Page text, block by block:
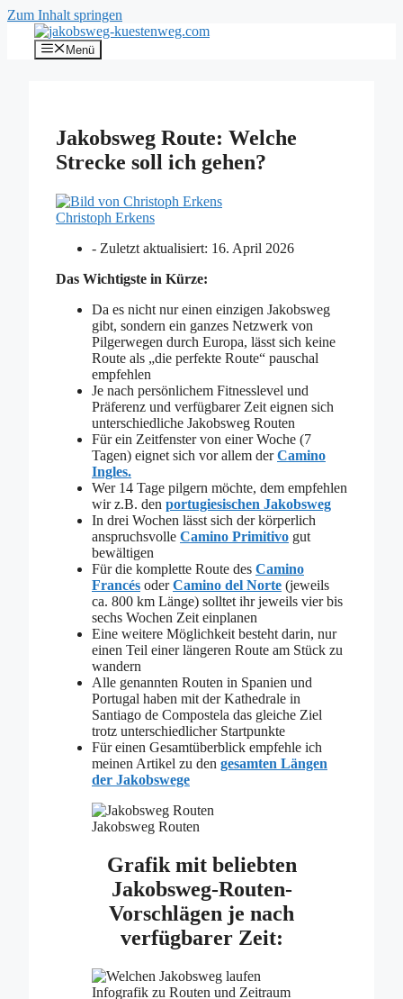
Zum Inhalt springen
Menü
Jakobsweg Route: Welche
Strecke soll ich gehen?
Christoph Erkens
- Zuletzt aktualisiert: 16. April 2026
Das Wichtigste in Kürze:
Da es nicht nur einen einzigen Jakobsweg
gibt, sondern ein ganzes Netzwerk von
Pilgerwegen durch Europa, lässt sich keine
Route als „die perfekte Route“ pauschal
empfehlen
Je nach persönlichem Fitnesslevel und
Präferenz und verfügbarer Zeit eignen sich
unterschiedliche Jakobsweg Routen
Für ein Zeitfenster von einer Woche (7
Tagen) eignet sich vor allem derCamino
Ingles.
Wer 14 Tage pilgern möchte, dem empfehlen
wir z.B. den portugiesischen Jakobsweg
In drei Wochen lässt sich der körperlich
anspruchsvolle Camino Primitivo gut
bewältigen
Für die komplette Route des Camino
Francés oderCamino del Norte (jeweils
ca. 800 km Länge) solltet ihr jeweils vier bis
sechs Wochen Zeit einplanen
Eine weitere Möglichkeit besteht darin, nur
einen Teil einer längeren Route am Stück zu
wandern
Alle genannten Routen in Spanien und
Portugal haben mit der Kathedrale in
Santiago de Compostela das gleiche Ziel
trotz unterschiedlicher Startpunkte
Für einen Gesamtüberblick empfehle ich
meinen Artikel zu den gesamten Längen
der Jakobswege
Jakobsweg Routen
Grafik mit beliebten
Jakobsweg-Routen-
Vorschlägen je nach
verfügbarer Zeit: